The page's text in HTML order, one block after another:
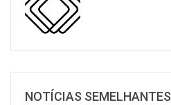
NOTÍCIAS SEMELHANTES